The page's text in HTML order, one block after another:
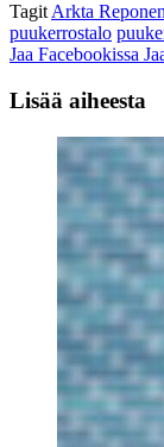
Tagit Arkta Reponen
puukerrostalo
Jaa Facebookissa
Lisää aiheesta